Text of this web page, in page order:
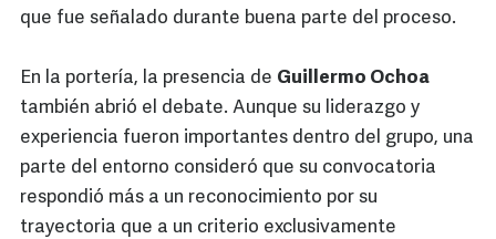
que fue señalado durante buena parte del proceso.
En la portería, la presencia de Guillermo Ochoa
también abrió el debate. Aunque su liderazgo y
experiencia fueron importantes dentro del grupo, una
parte del entorno consideró que su convocatoria
respondió más a un reconocimiento por su
trayectoria que a un criterio exclusivamente